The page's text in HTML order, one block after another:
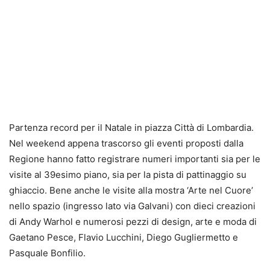
Partenza record per il Natale in piazza Città di Lombardia.
Nel weekend appena trascorso gli eventi proposti dalla
Regione hanno fatto registrare numeri importanti sia per le
visite al 39esimo piano, sia per la pista di pattinaggio su
ghiaccio. Bene anche le visite alla mostra ‘Arte nel Cuore’
nello spazio (ingresso lato via Galvani) con dieci creazioni
di Andy Warhol e numerosi pezzi di design, arte e moda di
Gaetano Pesce, Flavio Lucchini, Diego Gugliermetto e
Pasquale Bonfilio.